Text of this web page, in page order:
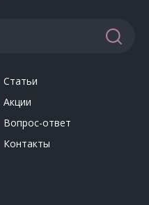
Статьи
Акции
Вопрос-ответ
Контакты